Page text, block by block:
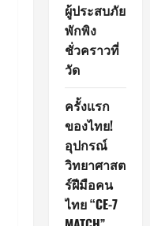
ผู้ประสบภัย
พักพิง
ชั่วคราวที่
วัด
ครั้งแรก
ของไทย!
อุปกรณ์
วิทยาศาสต
ร์ฝีมือคน
ไทย “CE-7